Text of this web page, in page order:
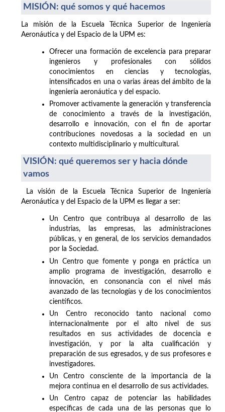
MISIÓN: qué somos y qué hacemos
La misión de la Escuela Técnica Superior de Ingeniería
Aeronáutica y del Espacio de la UPM es:
Ofrecer una formación de excelencia para preparar
ingenieros y profesionales con sólidos
conocimientos en ciencias y tecnologías,
intensificados en una o varias áreas del ámbito de la
ingeniería aeronáutica y del espacio.
Promover activamente la generación y transferencia
de conocimiento a través de la investigación,
desarrollo e innovación, con el fin de aportar
contribuciones novedosas a la sociedad en un
contexto multidisciplinario y multicultural.
VISIÓN: qué queremos ser y hacia dónde
vamos
La visión de la Escuela Técnica Superior de Ingeniería
Aeronáutica y del Espacio de la UPM es llegar a ser:
Un Centro que contribuya al desarrollo de las
industrias, las empresas, las administraciones
públicas, y en general, de los servicios demandados
por la Sociedad.
Un Centro que fomente y ponga en práctica un
amplio programa de investigación, desarrollo e
innovación, en consonancia con el nivel más
avanzado de las tecnologías y de los conocimientos
científicos.
Un Centro reconocido tanto nacional como
internacionalmente por el alto nivel de sus
resultados en sus actividades de docencia e
investigación, y por la alta cualificación y
preparación de sus egresados, y de sus profesores e
investigadores.
Un Centro consciente de la importancia de la
mejora continua en el desarrollo de sus actividades.
Un Centro capaz de potenciar las habilidades
específicas de cada una de las personas que lo